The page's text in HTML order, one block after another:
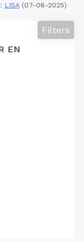
LISA(07-08-2025)
EN
Filters